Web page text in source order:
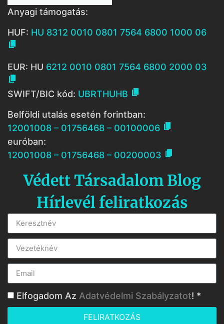
Anyagi támogatás:
HUF: HU 8312 0010 0801 7564 6800 1000 06

EUR: HU 6212 0010 0801 7564 6800 2000 03

SWIFT/BIC kód: UBRTHUHB 
Belföldi utalás esetén forintban:
12001008 – 01756468 – 00100006 
euróban:
12001008 – 01756468 – 00200003 
Védett Társadalom Blog
Hírlevél feliratkozás
Elfogadom Az Adatvédelmi Szabályzatot! *
FELIRATKOZÁS